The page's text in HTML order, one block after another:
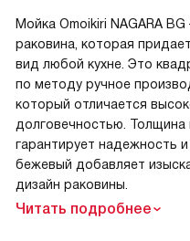
Мойка Omoikiri NAGARA
раковина, которая
вид любой кухне. Это
по методу ручное
который отличается
долговечностью. Толщина
гарантирует надежность
бежевый добавляет
дизайн раковины.
Читать подробнее